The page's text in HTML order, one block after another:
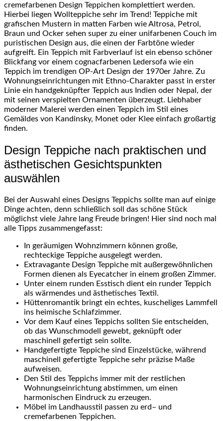
cremefarbenen Design Teppichen komplettiert werden.
Hierbei liegen Wollteppiche sehr im Trend! Teppiche mit
grafischen Mustern in matten Farben wie Altrosa, Petrol,
Braun und Ocker sehen super zu einer unifarbenen Couch im
puristischen Design aus, die einen der Farbtöne wieder
aufgreift. Ein Teppich mit Farbverlauf ist ein ebenso schöner
Blickfang vor einem cognacfarbenen Ledersofa wie ein
Teppich im trendigen OP-Art Design der 1970er Jahre. Zu
Wohnungseinrichtungen mit Ethno-Charakter passt in erster
Linie ein handgeknüpfter Teppich aus Indien oder Nepal, der
mit seinen verspielten Ornamenten überzeugt. Liebhaber
moderner Malerei werden einen Teppich im Stil eines
Gemäldes von Kandinsky, Monet oder Klee einfach großartig
finden.
Design Teppiche nach praktischen und
ästhetischen Gesichtspunkten
auswählen
Bei der Auswahl eines Designs Teppichs sollte man auf einige
Dinge achten, denn schließlich soll das schöne Stück
möglichst viele Jahre lang Freude bringen! Hier sind noch mal
alle Tipps zusammengefasst:
In geräumigen Wohnzimmern können große,
rechteckige Teppiche ausgelegt werden.
Extravagante Design Teppiche mit außergewöhnlichen
Formen dienen als Eyecatcher in einem großen Zimmer.
Unter einem runden Esstisch dient ein runder Teppich
als wärmendes und ästhetisches Textil.
Hüttenromantik bringt ein echtes, kuscheliges Lammfell
ins heimische Schlafzimmer.
Vor dem Kauf eines Teppichs sollten Sie entscheiden,
ob das Wunschmodell gewebt, geknüpft oder
maschinell gefertigt sein sollte.
Handgefertigte Teppiche sind Einzelstücke, während
maschinell gefertigte Teppiche sehr präzise Maße
aufweisen.
Den Stil des Teppichs immer mit der restlichen
Wohnungseinrichtung abstimmen, um einen
harmonischen Eindruck zu erzeugen.
Möbel im Landhausstil passen zu erd– und
cremefarbenen Teppichen.